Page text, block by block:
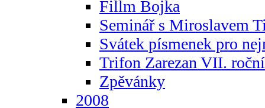
Fillm Bojka
Seminář s Miroslavem
Svátek písmenek pro
Trifon Zarezan VII.
Zpěvánky
2008